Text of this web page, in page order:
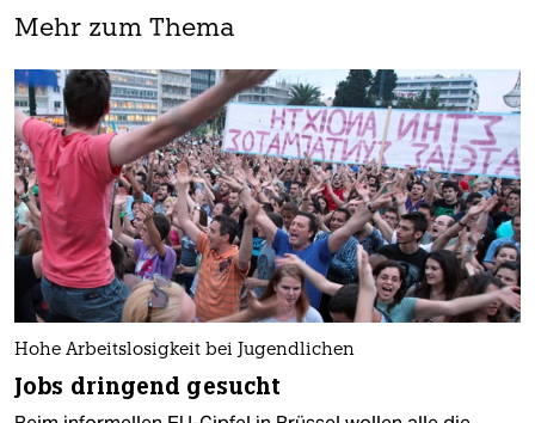
Mehr zum Thema
Hohe Arbeitslosigkeit bei Jugendlichen
Jobs dringend gesucht